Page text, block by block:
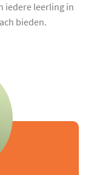
iedere leerling in
bieden.